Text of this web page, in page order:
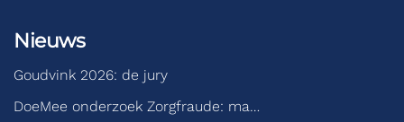
Nieuws
Goudvink 2026: de jury
DoeMee onderzoek Zorgfraude: ma…